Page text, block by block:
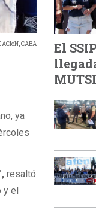
,CABA
ya
resaltó
y el
El